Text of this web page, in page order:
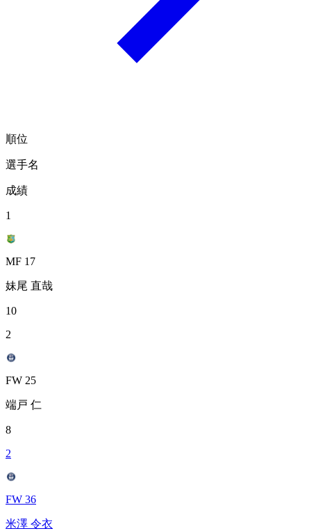
順位
選手名
成績
1
MF 17
妹尾 直哉
10
2
FW 25
端戸 仁
8
2
FW 36
米澤 令衣